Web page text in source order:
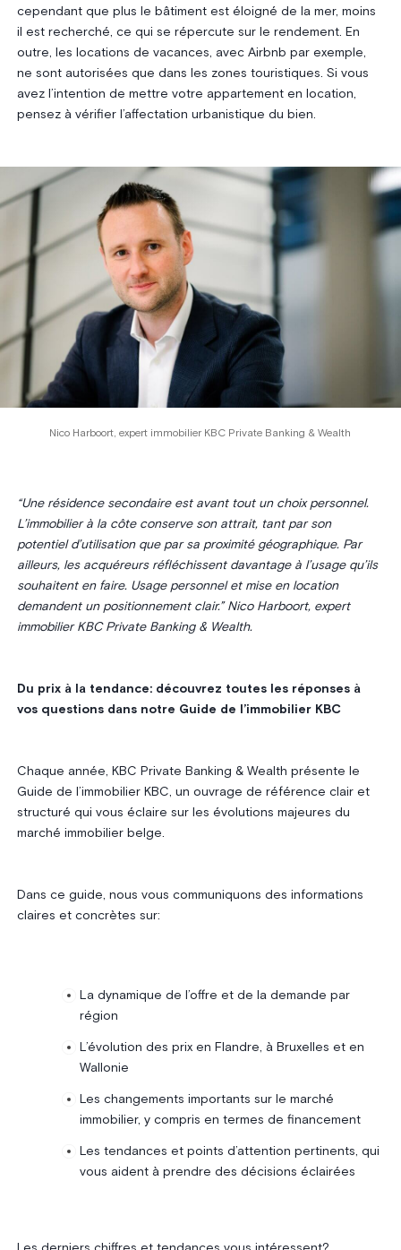
cependant que plus le bâtiment est éloigné de la mer, moins
il est recherché, ce qui se répercute sur le rendement. En
outre, les locations de vacances, avec Airbnb par exemple,
ne sont autorisées que dans les zones touristiques. Si vous
avez l’intention de mettre votre appartement en location,
pensez à vérifier l’affectation urbanistique du bien.
Nico Harboort, expert immobilier KBC Private Banking & Wealth
“Une résidence secondaire est avant tout un choix personnel.
L’immobilier à la côte conserve son attrait, tant par son
potentiel d’utilisation que par sa proximité géographique. Par
ailleurs, les acquéreurs réfléchissent davantage à l’usage qu’ils
souhaitent en faire. Usage personnel et mise en location
demandent un positionnement clair.” Nico Harboort, expert
immobilier KBC Private Banking & Wealth.
Du prix à la tendance: découvrez toutes les réponses à
vos questions dans notre Guide de l’immobilier KBC
Chaque année, KBC Private Banking & Wealth présente le
Guide de l’immobilier KBC, un ouvrage de référence clair et
structuré qui vous éclaire sur les évolutions majeures du
marché immobilier belge.
Dans ce guide, nous vous communiquons des informations
claires et concrètes sur:
La dynamique de l’offre et de la demande par
région
L’évolution des prix en Flandre, à Bruxelles et en
Wallonie
Les changements importants sur le marché
immobilier, y compris en termes de financement
Les tendances et points d’attention pertinents, qui
vous aident à prendre des décisions éclairées